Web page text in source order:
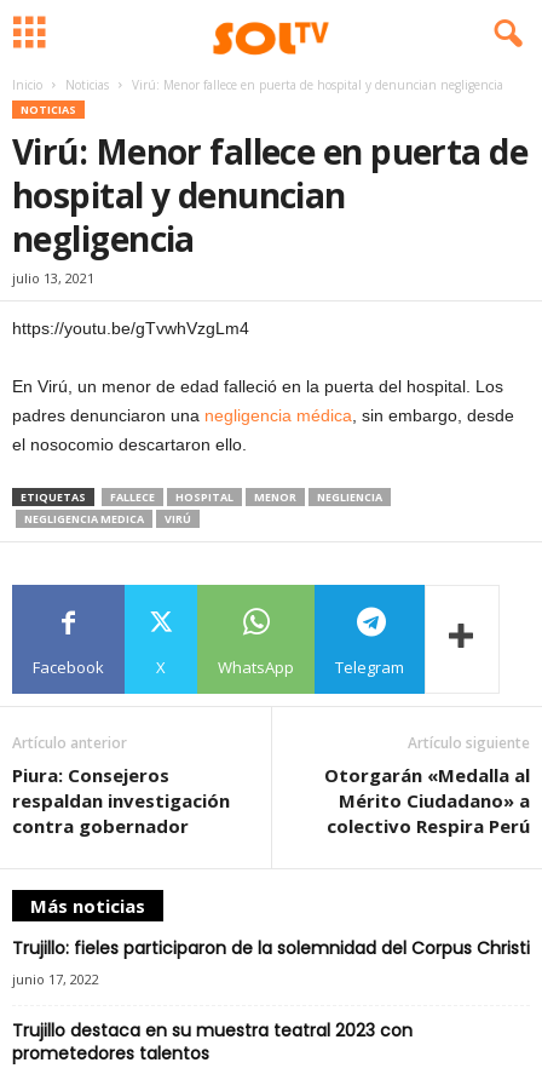
Inicio Noticias Virú: Menor fallece en puerta de hospital y denuncian negligencia
NOTICIAS
Virú: Menor fallece en puerta de
hospital y denuncian
negligencia
julio 13, 2021
https://youtu.be/gTvwhVzgLm4
En Virú, un menor de edad falleció en la puerta del hospital. Los
padres denunciaron una negligencia médica , sin embargo, desde
el nosocomio descartaron ello.
ETIQUETAS FALLECE HOSPITAL MENOR
NEGLIENCIA
NEGLIGENCIA MEDICA
VIRÚ
Facebook X WhatsApp Telegram
Artículo anterior
Piura: Consejeros
respaldan investigación
contra gobernador
Artículo siguiente
Otorgarán «Medalla al
Mérito Ciudadano» a
colectivo Respira Perú
Más noticias
Trujillo: fieles participaron de la solemnidad del Corpus Christi
junio 17, 2022
Trujillo destaca en su muestra teatral 2023 con
prometedores talentos